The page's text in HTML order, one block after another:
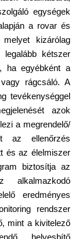
egységek
a rovar és
kizárólag
kétszer
ha egyébként a
rágcsáló. A
tevékenységgel
azok
a megrendelő/
az ellenőrzés
és az élelmiszer
biztosítja az
alkalmazkodó
eredményes
rendszer
mint a kivitelező
helyesbítő